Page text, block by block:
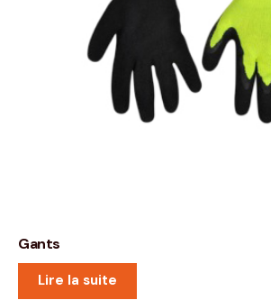
Gants
Lire la suite